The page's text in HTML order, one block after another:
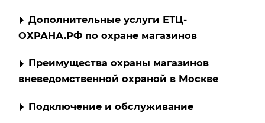
Дополнительные услуги ЕТЦ-
ОХРАНА.РФ по охране магазинов
Преимущества охраны магазинов
вневедомственной охраной в Москве
Подключение и обслуживание